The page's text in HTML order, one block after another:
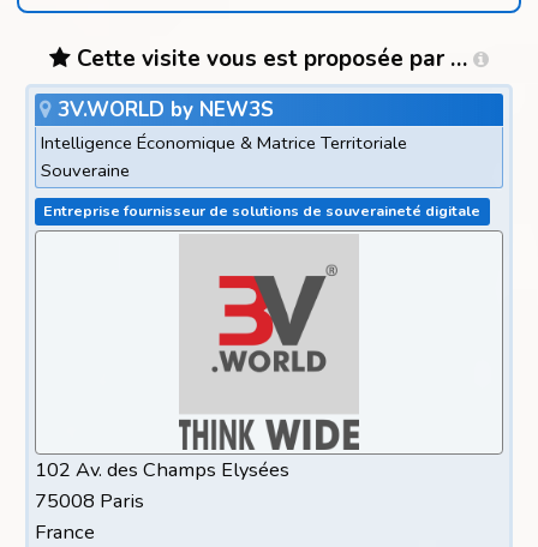
Cette visite vous est proposée par …
3V.WORLD by NEW3S
Intelligence Économique & Matrice Territoriale
Souveraine
Entreprise fournisseur de solutions de souveraineté digitale
102 Av. des Champs Elysées
75008 Paris
France